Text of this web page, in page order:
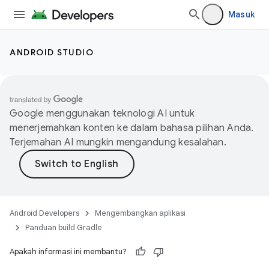
Masuk
ANDROID STUDIO
Google menggunakan teknologi AI untuk
menerjemahkan konten ke dalam bahasa pilihan Anda.
Terjemahan AI mungkin mengandung kesalahan.
Android Developers
Mengembangkan aplikasi
Panduan build Gradle
Apakah informasi ini membantu?